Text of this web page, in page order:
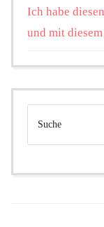
Ich habe
und mit diesem